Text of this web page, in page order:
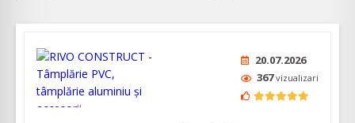
20.07.2026
367vizualizari